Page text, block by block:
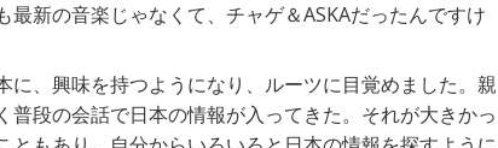
新の音楽じゃなくて、チャゲ＆ASKAだったんですけ
、興味を持つようになり、ルーツに目覚めました。親
段の会話で日本の情報が入ってきた。それが大きかっ